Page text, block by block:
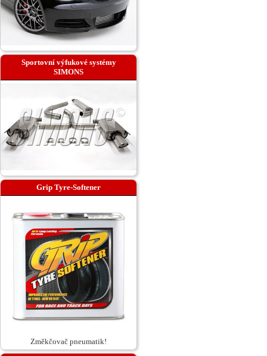
Sportovní výfukové systémy
SIMONS
Grip Tyre-Softener
Změkčovač pneumatik!